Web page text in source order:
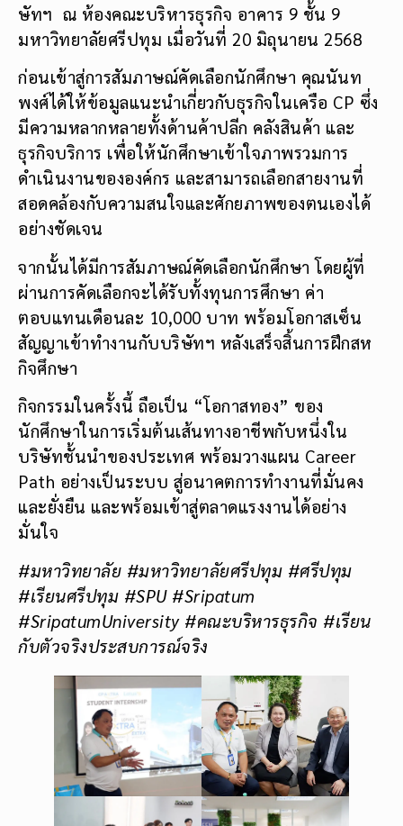
ษัทฯ ณ ห้องคณะบริหารธุรกิจ อาคาร 9 ชั้น 9
มหาวิทยาลัยศรีปทุม เมื่อวันที่ 20 มิถุนายน 2568
ก่อนเข้าสู่การสัมภาษณ์คัดเลือกนักศึกษา คุณนันท
พงศ์ได้ให้ข้อมูลแนะนำเกี่ยวกับธุรกิจในเครือ CP ซึ่ง
มีความหลากหลายทั้งด้านค้าปลีก คลังสินค้า และ
ธุรกิจบริการ เพื่อให้นักศึกษาเข้าใจภาพรวมการ
ดำเนินงานขององค์กร และสามารถเลือกสายงานที่
สอดคล้องกับความสนใจและศักยภาพของตนเองได้
อย่างชัดเจน
จากนั้นได้มีการสัมภาษณ์คัดเลือกนักศึกษา โดยผู้ที่
ผ่านการคัดเลือกจะได้รับทั้งทุนการศึกษา ค่า
ตอบแทนเดือนละ 10,000 บาท พร้อมโอกาสเซ็น
สัญญาเข้าทำงานกับบริษัทฯ หลังเสร็จสิ้นการฝึกสห
กิจศึกษา
กิจกรรมในครั้งนี้ ถือเป็น “โอกาสทอง” ของ
นักศึกษาในการเริ่มต้นเส้นทางอาชีพกับหนึ่งใน
บริษัทชั้นนำของประเทศ พร้อมวางแผน Career
Path อย่างเป็นระบบ สู่อนาคตการทำงานที่มั่นคง
และยั่งยืน และพร้อมเข้าสู่ตลาดแรงงานได้อย่าง
มั่นใจ
#มหาวิทยาลัย #มหาวิทยาลัยศรีปทุม #ศรีปทุม
#เรียนศรีปทุม #SPU #Sripatum
#SripatumUniversity #คณะบริหารธุรกิจ #เรียน
กับตัวจริงประสบการณ์จริง